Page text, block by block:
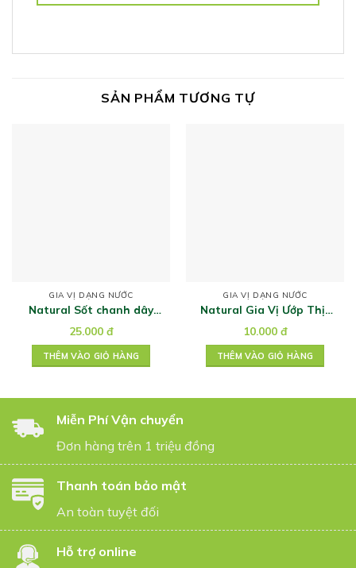
SẢN PHẨM TƯƠNG TỰ
GIA VỊ DẠNG NƯỚC
Natural Sốt chanh dây
25.000 đ
THÊM VÀO GIỎ HÀNG
GIA VỊ DẠNG NƯỚC
Natural Gia Vị Ướp Thịt
10.000 đ
THÊM VÀO GIỎ HÀNG
Miễn Phí Vận chuyển
Đơn hàng trên 1 triệu đồng
Thanh toán bảo mật
An toàn tuyệt đối
Hỗ trợ online